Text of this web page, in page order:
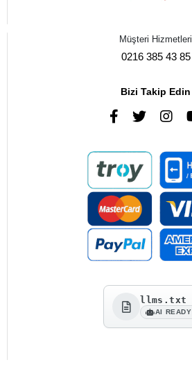
Müşteri Hizmetleri
0216 385 43 85
Bizi Takip Edin
llms.txt
AI READY